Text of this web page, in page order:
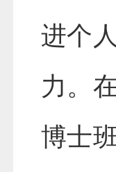
进个
力。
博士